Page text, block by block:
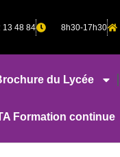
13 48 84 8h30-17h30
du Lycée
Formation continue